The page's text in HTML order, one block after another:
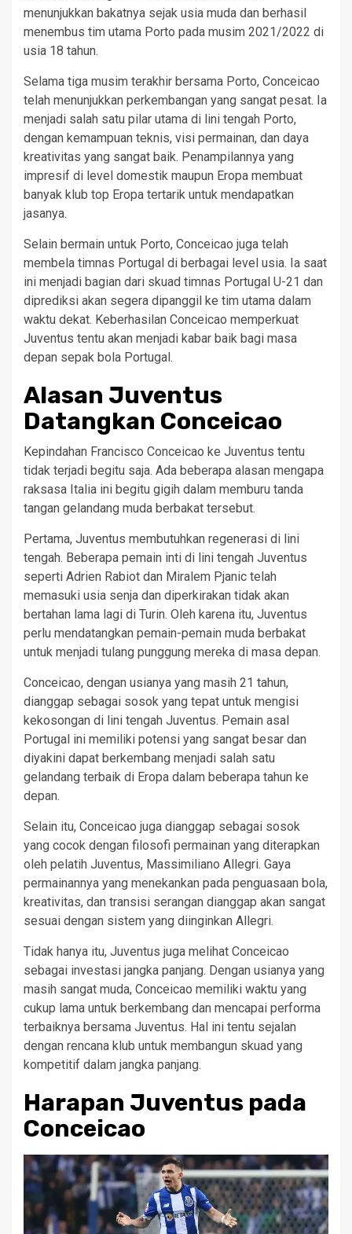
menunjukkan bakatnya sejak usia muda dan berhasil
menembus tim utama Porto pada musim 2021/2022 di
usia 18 tahun.
Selama tiga musim terakhir bersama Porto, Conceicao
telah menunjukkan perkembangan yang sangat pesat. Ia
menjadi salah satu pilar utama di lini tengah Porto,
dengan kemampuan teknis, visi permainan, dan daya
kreativitas yang sangat baik. Penampilannya yang
impresif di level domestik maupun Eropa membuat
banyak klub top Eropa tertarik untuk mendapatkan
jasanya.
Selain bermain untuk Porto, Conceicao juga telah
membela timnas Portugal di berbagai level usia. Ia saat
ini menjadi bagian dari skuad timnas Portugal U-21 dan
diprediksi akan segera dipanggil ke tim utama dalam
waktu dekat. Keberhasilan Conceicao memperkuat
Juventus tentu akan menjadi kabar baik bagi masa
depan sepak bola Portugal.
Alasan Juventus
Datangkan Conceicao
Kepindahan Francisco Conceicao ke Juventus tentu
tidak terjadi begitu saja. Ada beberapa alasan mengapa
raksasa Italia ini begitu gigih dalam memburu tanda
tangan gelandang muda berbakat tersebut.
Pertama, Juventus membutuhkan regenerasi di lini
tengah. Beberapa pemain inti di lini tengah Juventus
seperti Adrien Rabiot dan Miralem Pjanic telah
memasuki usia senja dan diperkirakan tidak akan
bertahan lama lagi di Turin. Oleh karena itu, Juventus
perlu mendatangkan pemain-pemain muda berbakat
untuk menjadi tulang punggung mereka di masa depan.
Conceicao, dengan usianya yang masih 21 tahun,
dianggap sebagai sosok yang tepat untuk mengisi
kekosongan di lini tengah Juventus. Pemain asal
Portugal ini memiliki potensi yang sangat besar dan
diyakini dapat berkembang menjadi salah satu
gelandang terbaik di Eropa dalam beberapa tahun ke
depan.
Selain itu, Conceicao juga dianggap sebagai sosok
yang cocok dengan filosofi permainan yang diterapkan
oleh pelatih Juventus, Massimiliano Allegri. Gaya
permainannya yang menekankan pada penguasaan bola,
kreativitas, dan transisi serangan dianggap akan sangat
sesuai dengan sistem yang diinginkan Allegri.
Tidak hanya itu, Juventus juga melihat Conceicao
sebagai investasi jangka panjang. Dengan usianya yang
masih sangat muda, Conceicao memiliki waktu yang
cukup lama untuk berkembang dan mencapai performa
terbaiknya bersama Juventus. Hal ini tentu sejalan
dengan rencana klub untuk membangun skuad yang
kompetitif dalam jangka panjang.
Harapan Juventus pada
Conceicao